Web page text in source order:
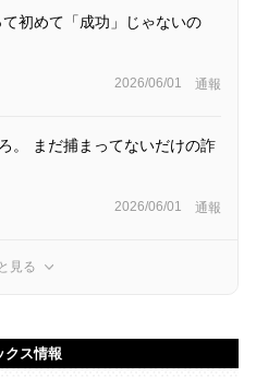
初めて「成功」じゃないの
2026/06/01 通報
。 まだ捕まってないだけの詐
2026/06/01 通報
見る
クス情報